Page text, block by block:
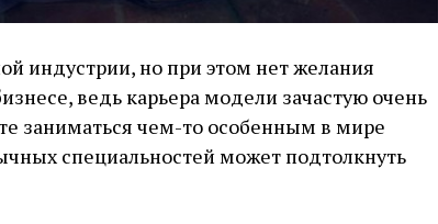
индустрии, но при этом нет желания
ведь карьера модели зачастую очень
заниматься чем-то особенным в мире
специальностей может подтолкнуть